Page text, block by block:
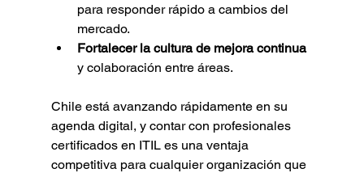
para responder rápido a cambios del
mercado.
Fortalecer la cultura de mejora continua
y colaboración entre áreas.
Chile está avanzando rápidamente en su
agenda digital, y contar con profesionales
certificados en ITIL es una ventaja
competitiva para cualquier organización que